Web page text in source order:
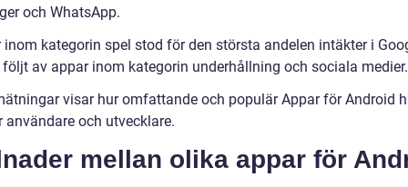
och WhatsApp.
kategorin spel stod för den största andelen intäkter i
följt av appar inom kategorin underhållning och sociala medier.
visar hur omfattande och populär Appar för Android
användare och utvecklare.
mellan olika appar för